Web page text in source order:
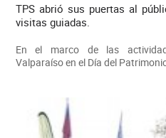
TPS abrió sus puertas al
visitas guiadas.
En el marco de las
Valparaíso en el Día del